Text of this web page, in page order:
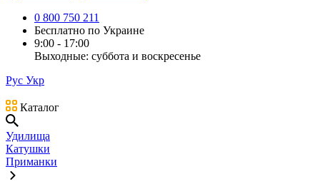
0 800 750 211
Бесплатно по Украине
9:00 - 17:00
Выходные: суббота и воскресенье
Рус Укр
Каталог
Удилища
Катушки
Приманки